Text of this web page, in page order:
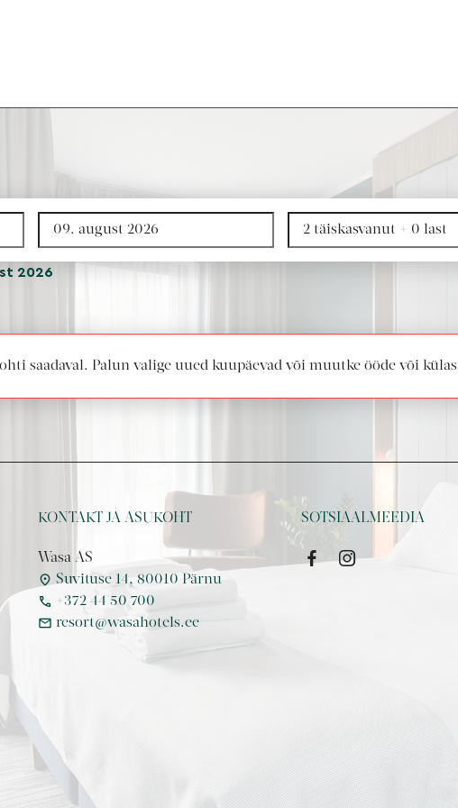
2026
saadaval. Palun valige uued kuupäevad või muutke ööde või
KONTAKT JA ASUKOHT
Wasa AS
location_on Suvituse 14, 80010 Pärnu
call +372 44 50 700
mail resort@wasahotels.ee
SOTSIAALMEEDIA